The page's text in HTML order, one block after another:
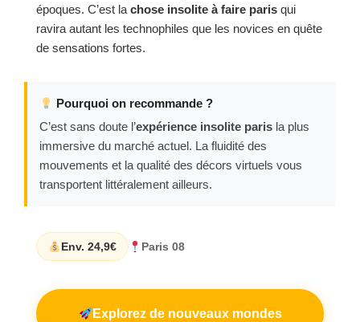
époques. C’est lachose insolite à faire paris qui
ravira autant les technophiles que les novices en quête
de sensations fortes.
Pourquoi on recommande ?
C’est sans doute l’expérience insolite paris la plus
immersive du marché actuel. La fluidité des
mouvements et la qualité des décors virtuels vous
transportent littéralement ailleurs.
Env. 24,9€ Paris 08
Explorez de nouveaux mondes